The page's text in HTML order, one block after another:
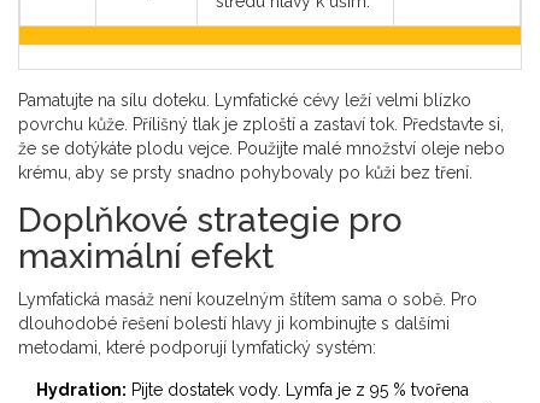
Pamatujte na sílu doteku. Lymfatické cévy leží velmi blízko
povrchu kůže. Přílišný tlak je zploští a zastaví tok. Představte si,
že se dotýkáte plodu vejce. Použijte malé množství oleje nebo
krému, aby se prsty snadno pohybovaly po kůži bez tření.
Doplňkové strategie pro
maximální efekt
Lymfatická masáž není kouzelným štítem sama o sobě. Pro
dlouhodobé řešení bolestí hlavy ji kombinujte s dalšími
metodami, které podporují lymfatický systém:
Hydration: Pijte dostatek vody. Lymfa je z 95 % tvořena